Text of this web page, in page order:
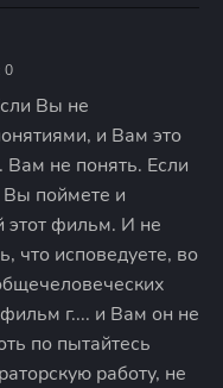
0
Вы не
и Вам это
Вам не понять. Если
Вы поймете и
этот фильм. И не
что исповедуете, во
г.... и Вам он не
по пытайтесь
работу, не